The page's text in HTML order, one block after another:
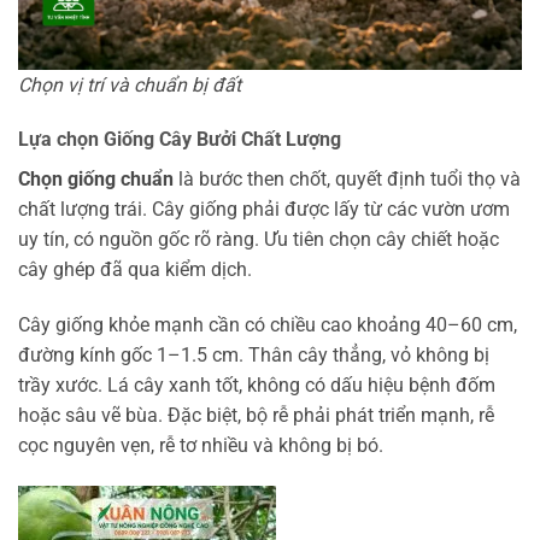
Chọn vị trí và chuẩn bị đất
Lựa chọn Giống Cây Bưởi Chất Lượng
Chọn giống chuẩn là bước then chốt, quyết định tuổi thọ và
chất lượng trái. Cây giống phải được lấy từ các vườn ươm
uy tín, có nguồn gốc rõ ràng. Ưu tiên chọn cây chiết hoặc
cây ghép đã qua kiểm dịch.
Cây giống khỏe mạnh cần có chiều cao khoảng 40–60 cm,
đường kính gốc 1–1.5 cm. Thân cây thẳng, vỏ không bị
trầy xước. Lá cây xanh tốt, không có dấu hiệu bệnh đốm
hoặc sâu vẽ bùa. Đặc biệt, bộ rễ phải phát triển mạnh, rễ
cọc nguyên vẹn, rễ tơ nhiều và không bị bó.